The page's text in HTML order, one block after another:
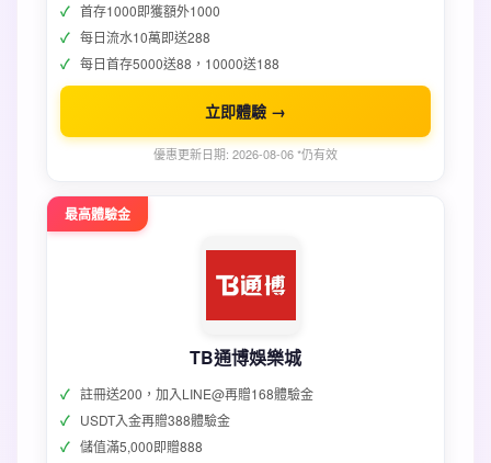
首存1000即獲額外1000
每日流水10萬即送288
每日首存5000送88，10000送188
立即體驗 →
優惠更新日期: 2026-08-06 *仍有效
最高體驗金
TB通博娛樂城
註冊送200，加入LINE@再贈168體驗金
USDT入金再贈388體驗金
儲值滿5,000即贈888